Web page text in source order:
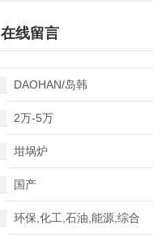
在线留言
DAOHAN/岛韩
2万-5万
坩埚炉
国产
环保,化工,石油,能源,综合